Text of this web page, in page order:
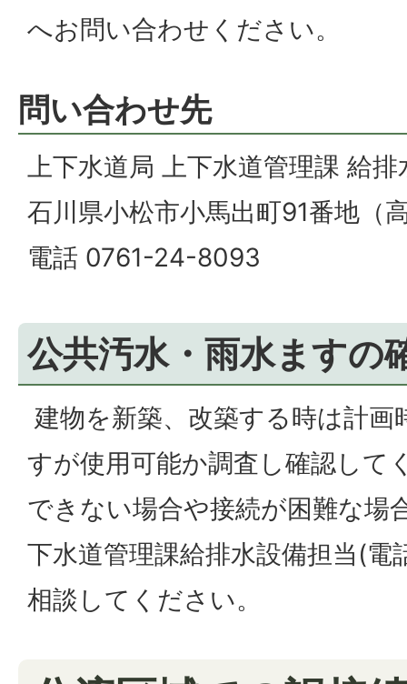
へお問い合わせください。
問い合わせ先
上下水道局 上下水道管理課 給
石川県小松市小馬出町91番地（
電話 0761-24-8093
公共汚水・雨水ますの
建物を新築、改築する時は計画
すが使用可能か調査し確認して
できない場合や接続が困難な場
下水道管理課給排水設備担当(
相談してください。